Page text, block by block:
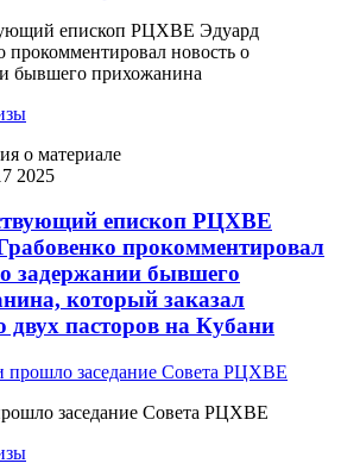
епископ РЦХВЕ Эдуард
прокомментировал новость о
бывшего прихожанина
о материале
2025
епископ РЦХВЕ
прокомментировал
задержании бывшего
который заказал
двух пасторов на Кубани
заседание Совета РЦХВЕ